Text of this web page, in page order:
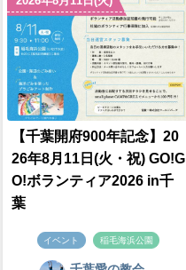
【千葉開府900年記念】20
26年8月11日(火・祝) GO!G
O!ボランティア2026 in千
葉
イベント 稲毛海浜公園